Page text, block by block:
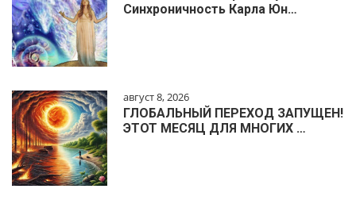
Синхроничность Карла Юн…
август 8, 2026
ГЛОБАЛЬНЫЙ ПЕРЕХОД ЗАПУЩЕН!
ЭТОТ МЕСЯЦ ДЛЯ МНОГИХ …